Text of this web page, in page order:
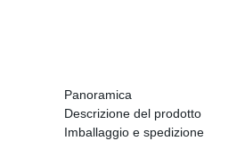
Panoramica
Descrizione del prodotto
Imballaggio e spedizione